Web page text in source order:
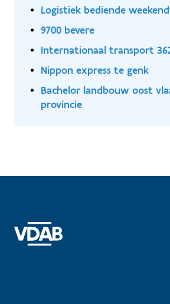
Logistiek bediende
9700 bevere
Internationaal transport
Nippon express te genk
Bachelor landbouw oost
provincie